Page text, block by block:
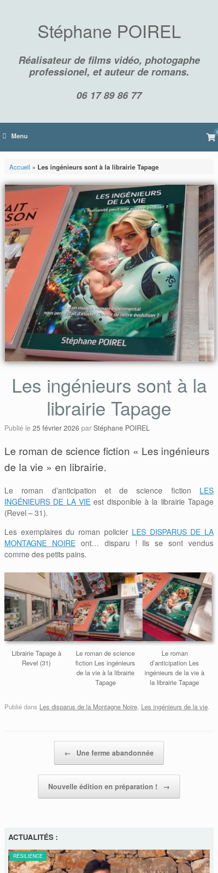
Stéphane POIREL
Réalisateur de films vidéo, photogaphe
professionel, et auteur de romans.
06 17 89 86 77
Menu 0
Accueil » Les ingénieurs sont à la librairie Tapage
Les ingénieurs sont à la
librairie Tapage
Publié le 25 février 2026 par Stéphane POIREL
Le roman de science fiction « Les ingénieurs
de la vie » en librairie.
Le roman d’anticipation et de science fiction LES
INGÉNIEURS DE LA VIEest disponible à la librairie Tapage
(Revel – 31).
Les exemplaires du roman policier LES DISPARUS DE LA
MONTAGNE NOIREont… disparu ! Ils se sont vendus
comme des petits pains.
Librairie Tapage à
Revel (31)
Le roman de science
fiction Les ingénieurs
de la vie à la librairie
Tapage
Le roman
d’anticipation Les
ingénieurs de la vie à
la librairie Tapage
Publié dans Les disparus de la Montagne Noire, Les ingénieurs de la vie.
← Une ferme abandonnée
Nouvelle édition en préparation ! →
ACTUALITÉS :
RÉSILIENCE